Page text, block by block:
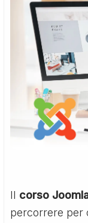
Il corso
percorrere per